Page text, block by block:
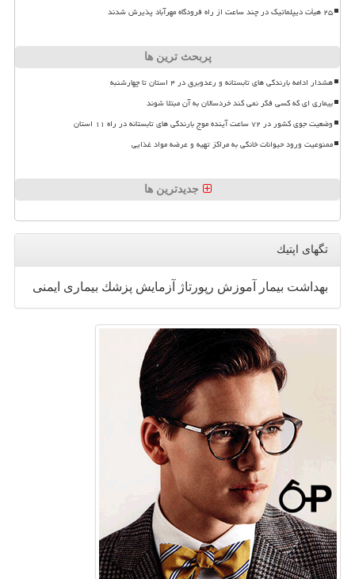
۲۵ هیأت دیپلماتیک در چند ساعت از راه فرودگاه مهرآباد پذیرش شدند
پربحث ترین ها
هشدار ادامه بارندگی های تابستانه و رعدوبرق در ۴ استان تا چهارشنبه
بیماری ای که کسی فکر نمی کند خردسالان به آن مبتلا شوند
وضعیت جوی کشور در ۷۲ ساعت آینده موج بارندگی های تابستانه در راه ۱۱ استان
ممنوعیت ورود حیوانات خانگی به مراکز تهیه و عرضه مواد غذایی
جدیدترین ها
تگهای اپتیك
بهداشت بیمار آموزش رپورتاژ آزمایش پزشك بیماری ایمنی